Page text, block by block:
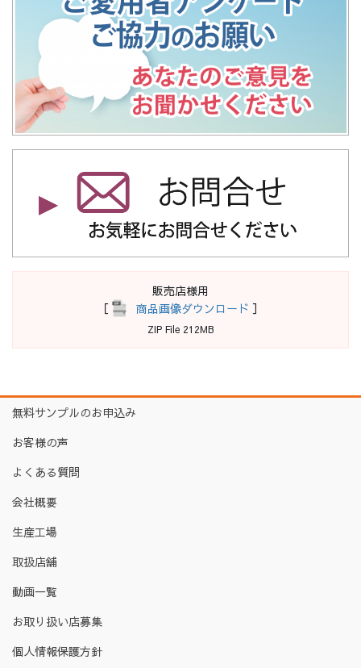
販売店様用
［
商品画像ダウンロード ］
ZIP File 212MB
無料サンプルのお申込み
お客様の声
よくある質問
会社概要
生産工場
取扱店舗
動画一覧
お取り扱い店募集
個人情報保護方針